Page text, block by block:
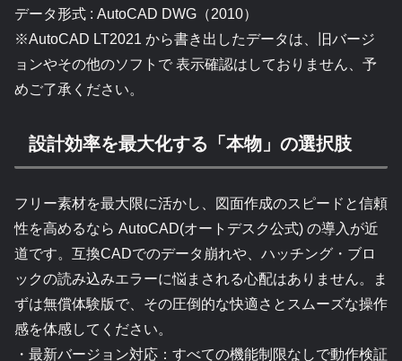
データ形式 : AutoCAD DWG（2010）
※AutoCAD LT2021 から書き出したデータは、旧バージ
ョンやその他のソフトで 表示確認はしておりません、予
めご了承ください。
設計効率を最大化する「本物」の選択肢
フリー素材を最大限に活かし、図面作成のスピードと信頼
性を高めるなら AutoCAD(オートデスク公式) の導入が近
道です。互換CADでのデータ崩れや、ハッチング・ブロ
ックの読み込みエラーに悩まされる心配はありません。ま
ずは無償体験版で、その圧倒的な快適さとスムーズな操作
感を体感してください。
・最新バージョン対応：すべての機能制限なしで動作検証